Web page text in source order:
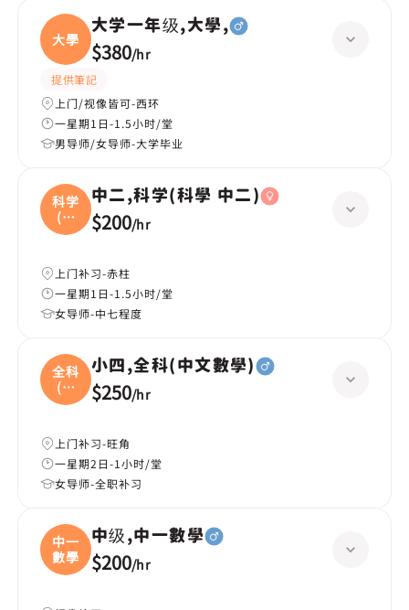
大學
大学一年级,大學,
$380/hr
提供筆記
上门/视像皆可-西环
一星期1日-1.5小时/堂
男导师/女导师-大学毕业
科学
(科
學
中二,科学(科學 中二)
$200/hr
上门补习-赤柱
一星期1日-1.5小时/堂
女导师-中七程度
全科
(中
文
小四,全科(中文數學)
$250/hr
上门补习-旺角
一星期2日-1小时/堂
女导师-全职补习
中一
數學
中级,中一數學
$200/hr